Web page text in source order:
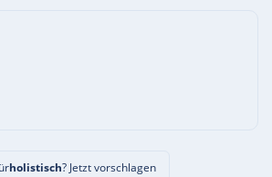
holistisch? Jetzt vorschlagen